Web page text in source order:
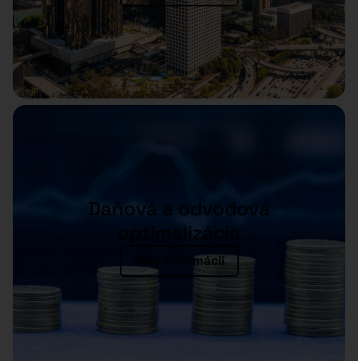
Daňová a odvodová
optimalizácia
Viac informácií